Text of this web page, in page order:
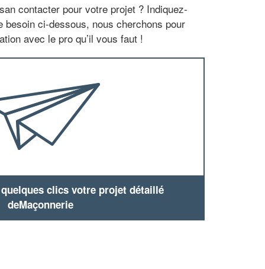
contacter pour votre projet ? Indiquez-
besoin ci-dessous, nous cherchons pour
avec le pro qu’il vous faut !
clics votre projet détaillé
deMaçonnerie